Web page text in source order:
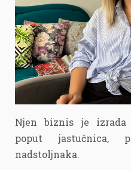
Njen biznis je izrada
poput jastučnica,
nadstoljnaka.